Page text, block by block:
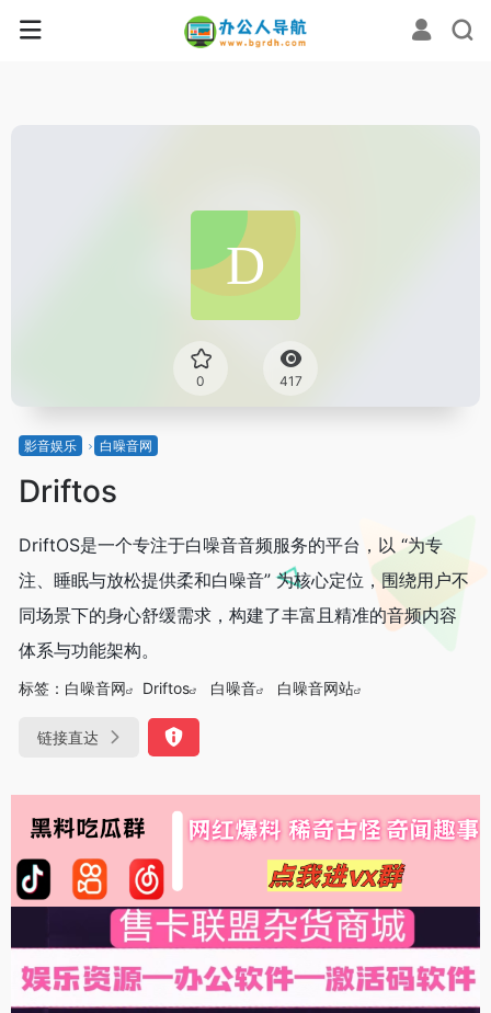
0 417
影音娱乐 白噪音网
Driftos
DriftOS是一个专注于白噪音音频服务的平台，以 “为专
注、睡眠与放松提供柔和白噪音” 为核心定位，围绕用户不
同场景下的身心舒缓需求，构建了丰富且精准的音频内容
体系与功能架构。
标签： 白噪音网 Driftos 白噪音 白噪音网站
链接直达